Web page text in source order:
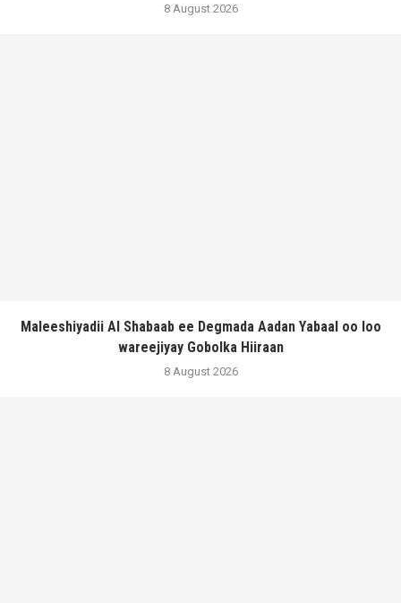
8 August 2026
Maleeshiyadii Al Shabaab ee Degmada Aadan Yabaal oo loo
wareejiyay Gobolka Hiiraan
8 August 2026